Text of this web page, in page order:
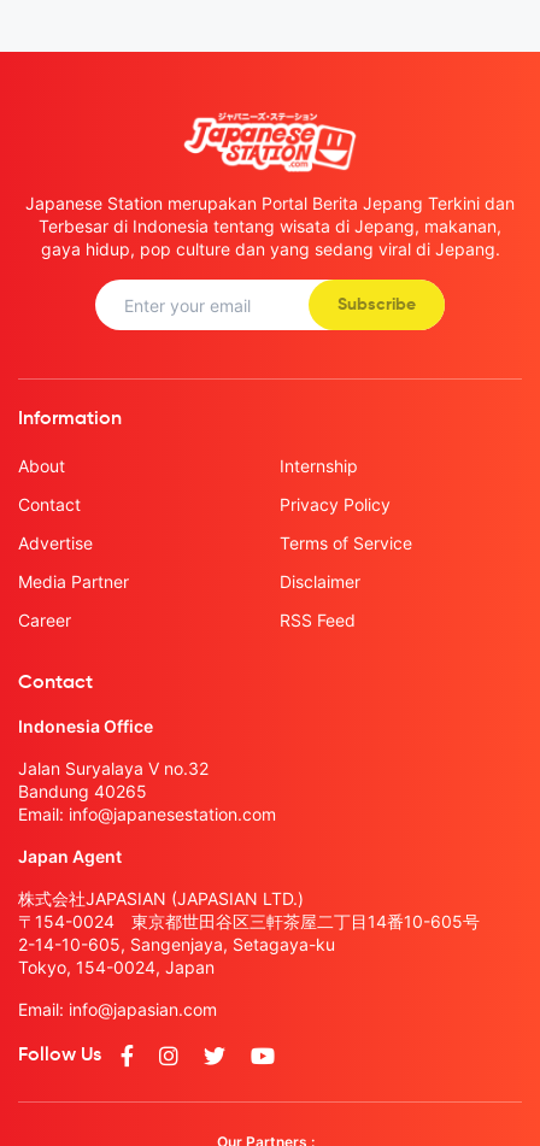
Japanese Station merupakan Portal Berita Jepang Terkini dan
Terbesar di Indonesia tentang wisata di Jepang, makanan,
gaya hidup, pop culture dan yang sedang viral di Jepang.
Subscribe
Information
About
Contact
Advertise
Media Partner
Career
Internship
Privacy Policy
Terms of Service
Disclaimer
RSS Feed
Contact
Indonesia Office
Jalan Suryalaya V no.32
Bandung 40265
Email: info@japanesestation.com
Japan Agent
株式会社JAPASIAN (JAPASIAN LTD.)
〒154-0024 東京都世田谷区三軒茶屋二丁目14番10-605号
2-14-10-605, Sangenjaya, Setagaya-ku
Tokyo, 154-0024, Japan
Email: info@japasian.com
Follow Us
Our Partners :